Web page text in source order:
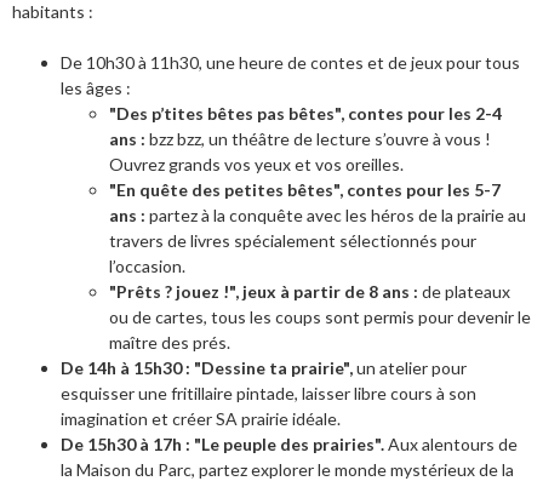
habitants :
De 10h30 à 11h30, une heure de contes et de jeux pour tous
les âges :
"Des p’tites bêtes pas bêtes", contes pour les 2-4
ans : bzz bzz, un théâtre de lecture s’ouvre à vous !
Ouvrez grands vos yeux et vos oreilles.
"En quête des petites bêtes", contes pour les 5-7
ans : partez à la conquête avec les héros de la prairie au
travers de livres spécialement sélectionnés pour
l’occasion.
"Prêts ? jouez !", jeux à partir de 8 ans : de plateaux
ou de cartes, tous les coups sont permis pour devenir le
maître des prés.
De 14h à 15h30 : "Dessine ta prairie",un atelier pour
esquisser une fritillaire pintade, laisser libre cours à son
imagination et créer SA prairie idéale.
De 15h30 à 17h : "Le peuple des prairies".Aux alentours de
la Maison du Parc, partez explorer le monde mystérieux de la